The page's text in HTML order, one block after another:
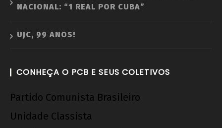
NACIONAL: “1 REAL POR CUBA”
UJC, 99 ANOS!
CONHEÇA O PCB E SEUS COLETIVOS
Partido Comunista Brasileiro
Unidade Classista